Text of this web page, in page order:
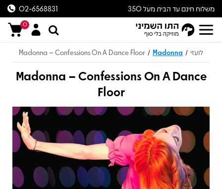
משלוח חינם עד הבית מעל 350
ש״ח
02-6568831
0
לועזי /
Madonna
/
Madonna – Confessions On A Dance Floor
Madonna – Confessions On A Dance
Floor